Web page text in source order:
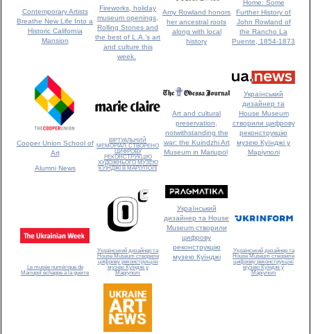
Contemporary Artists
Breathe New Life Into a
Historic California
Mansion
Fireworks, holiday
museum openings,
Rolling Stones and
the best of L.A.’s art
and culture this
week.
Amy Rowland honors
her ancestral roots
along with local
history
Home: Some
Further History of
John Rowland of
the Rancho La
Puente, 1854-1873
Cooper Union School of
Art
Alumni News
ВІРТУАЛЬНИЙ
МЕМОРІАЛ: СТВОРЕНО
ЦИФРОВУ
РЕКОНСТРУКЦІЮ
ХУДОЖНЬОГО МУЗЕЮ
КУЇНДЖІ В МАРІУПОЛІ
Art and cultural
preservation,
notwithstanding the
war: the Kuindzhi Art
Museum in Mariupol
Український
дизайнер та
House Museum
створили цифрову
реконструкцію
музею Куїнджі у
Маріуполі
Le musée numérique de
Mariupol échappe à la guerre
Український дизайнер та
House Museum створили
цифрову реконструкцію
музею Куїнджі у
Маріуполі
Український
дизайнер та House
Museum створили
цифрову
реконструкцію
музею Куїнджі
Український дизайнер та
House Museum створили
цифрову реконструкцію
музею Куїнджі у
Маріуполі